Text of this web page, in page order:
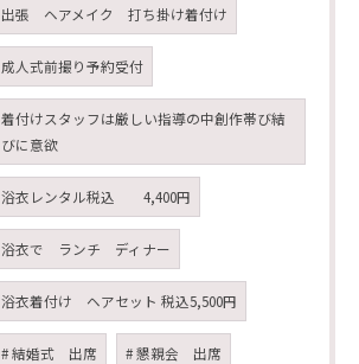
出張 ヘアメイク 打ち掛け着付け
成人式前撮り予約受付
着付けスタッフは厳しい指導の中創作帯び結
びに意欲
浴衣レンタル税込 4,400円
浴衣で ランチ ディナー
浴衣着付け ヘアセット 税込5,500円
# 結婚式 出席 # 懇親会 出席